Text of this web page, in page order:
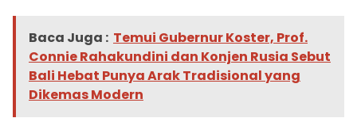
Baca Juga : Temui Gubernur Koster, Prof.
Connie Rahakundini dan Konjen Rusia Sebut
Bali Hebat Punya Arak Tradisional yang
Dikemas Modern